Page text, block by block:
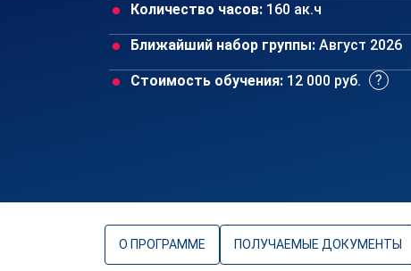
Количество часов: 160 ак.ч
Ближайший набор группы: Август 2026
Стоимость обучения: 12 000 руб.
О ПРОГРАММЕ ПОЛУЧАЕМЫЕ ДОКУМЕНТЫ